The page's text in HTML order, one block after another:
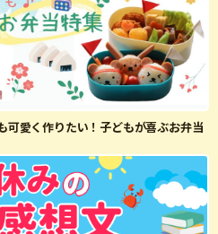
可愛く作りたい！子どもが喜ぶお弁当